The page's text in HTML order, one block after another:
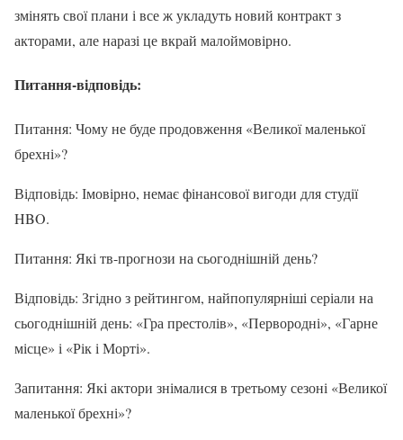
змінять свої плани і все ж укладуть новий контракт з
акторами, але наразі це вкрай малоймовірно.
Питання-відповідь:
Питання: Чому не буде продовження «Великої маленької
брехні»?
Відповідь: Імовірно, немає фінансової вигоди для студії
HBO.
Питання: Які тв-прогнози на сьогоднішній день?
Відповідь: Згідно з рейтингом, найпопулярніші серіали на
сьогоднішній день: «Гра престолів», «Первородні», «Гарне
місце» і «Рік і Морті».
Запитання: Які актори знімалися в третьому сезоні «Великої
маленької брехні»?